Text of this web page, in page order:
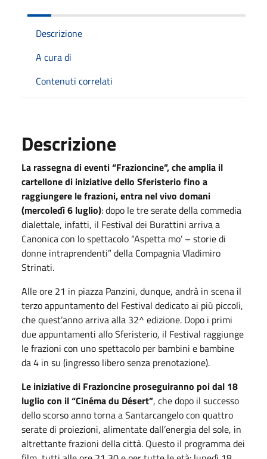
Descrizione
A cura di
Contenuti correlati
Descrizione
La rassegna di eventi “Frazioncine”, che amplia il
cartellone di iniziative dello Sferisterio fino a
raggiungere le frazioni, entra nel vivo domani
(mercoledì 6 luglio): dopo le tre serate della commedia
dialettale, infatti, il Festival dei Burattini arriva a
Canonica con lo spettacolo “Aspetta mo’ – storie di
donne intraprendenti” della Compagnia Vladimiro
Strinati.
Alle ore 21 in piazza Panzini, dunque, andrà in scena il
terzo appuntamento del Festival dedicato ai più piccoli,
che quest’anno arriva alla 32^ edizione. Dopo i primi
due appuntamenti allo Sferisterio, il Festival raggiunge
le frazioni con uno spettacolo per bambini e bambine
da 4 in su (ingresso libero senza prenotazione).
Le iniziative di Frazioncine proseguiranno poi dal 18
luglio con il “Cinéma du Désert”, che dopo il successo
dello scorso anno torna a Santarcangelo con quattro
serate di proiezioni, alimentate dall’energia del sole, in
altrettante frazioni della città. Questo il programma dei